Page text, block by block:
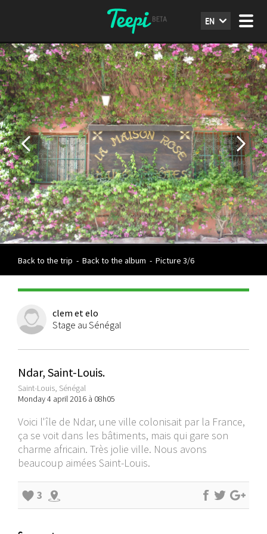
EN
Back to the trip - Back to the album - Picture 3/6
clem et elo
Stage au Sénégal
Ndar, Saint-Louis.
Saint-Louis, Sénégal
Monday 4 april 2016 à 08h05
Voici l'île de Ndar, une ville colonisait par la France,
ça se voit dans les bâtiments, mais qui gare son
charme africain. Très jolie ville. Nous avons
beaucoup aimées Saint-Louis.
3